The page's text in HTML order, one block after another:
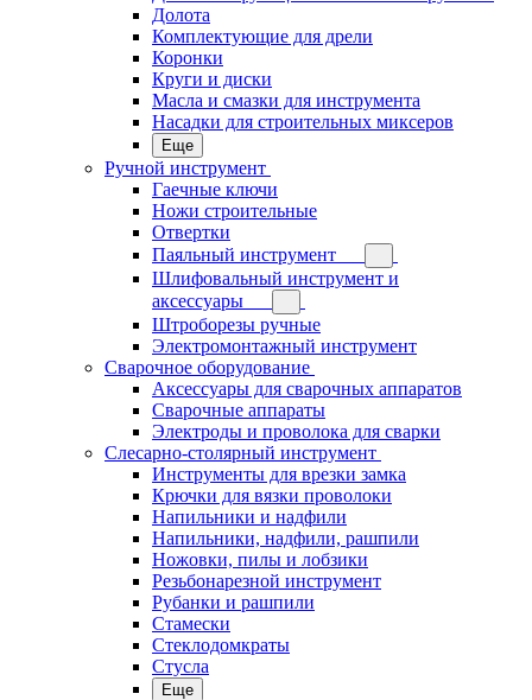
Долота
Комплектующие для дрели
Коронки
Круги и диски
Масла и смазки для инструмента
Насадки для строительных миксеров
Еще
Ручной инструмент
Гаечные ключи
Ножи строительные
Отвертки
Паяльный инструмент
Шлифовальный инструмент и
аксессуары
Штроборезы ручные
Электромонтажный инструмент
Сварочное оборудование
Аксессуары для сварочных аппаратов
Сварочные аппараты
Электроды и проволока для сварки
Слесарно-столярный инструмент
Инструменты для врезки замка
Крючки для вязки проволоки
Напильники и надфили
Напильники, надфили, рашпили
Ножовки, пилы и лобзики
Резьбонарезной инструмент
Рубанки и рашпили
Стамески
Стеклодомкраты
Стусла
Еще